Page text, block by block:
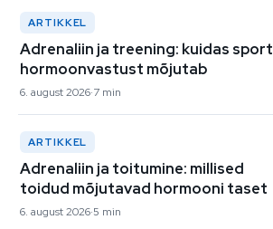
ARTIKKEL
Adrenaliin ja treening: kuidas sport
hormoonvastust mõjutab
6. august 2026 7 min
ARTIKKEL
Adrenaliin ja toitumine: millised
toidud mõjutavad hormooni taset
6. august 2026 5 min